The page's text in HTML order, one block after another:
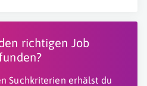
richtigen Job
Suchkriterien erhälst du